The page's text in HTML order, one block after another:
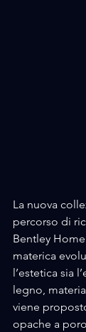
La nuova
percorso di
Bentley
materica
l’estetica sia
legno,
viene
opache a